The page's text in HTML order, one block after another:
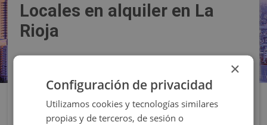
Locales en alquiler en La
Rioja
Filtros
×
Configuración de privacidad
Utilizamos cookies y tecnologías similares
propias y de terceros, de sesión o